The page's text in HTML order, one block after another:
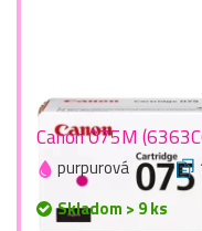
Canon 075M
purpurová
Skladom > 9 ks